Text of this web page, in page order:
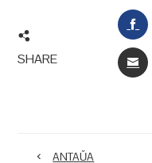
SHARE
ANTAŬA